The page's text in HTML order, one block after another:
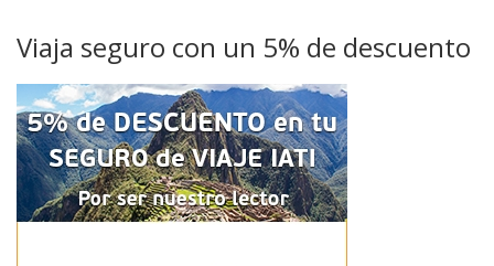
Viaja seguro con un 5% de descuento